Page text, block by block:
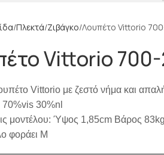
Πλεκτά Ζιβάγκο Λουπέτο Vittorio
Vittorio
Vittorio με ζεστό νήμα και
30%nl
μοντέλου: Ύψος 1,85cm Βάρος 83kg
φοράει M